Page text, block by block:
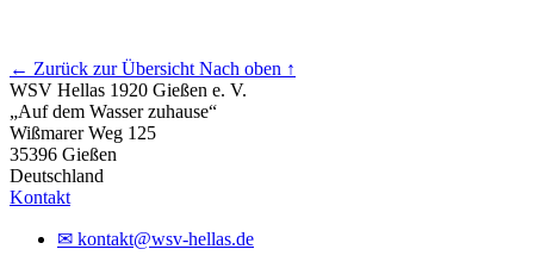
← Zurück zur Übersicht Nach oben ↑
WSV Hellas 1920 Gießen e. V.
„Auf dem Wasser zuhause“
Wißmarer Weg 125
35396 Gießen
Deutschland
Kontakt
✉ kontakt@wsv-hellas.de